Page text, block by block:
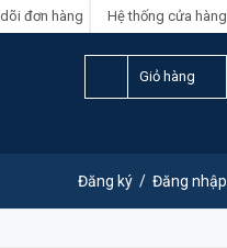
Hệ thống cửa hàng
đơn hàng
Giỏ hàng
Đăng ký / Đăng nhập